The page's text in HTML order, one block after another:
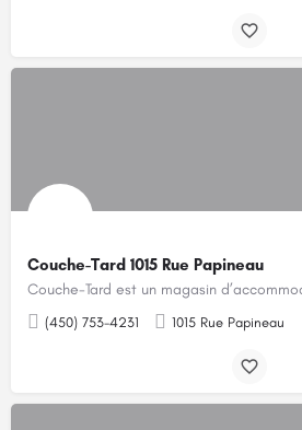
Couche-Tard 1015 Rue Papineau
(450) 753-4231 1015 Rue Papineau